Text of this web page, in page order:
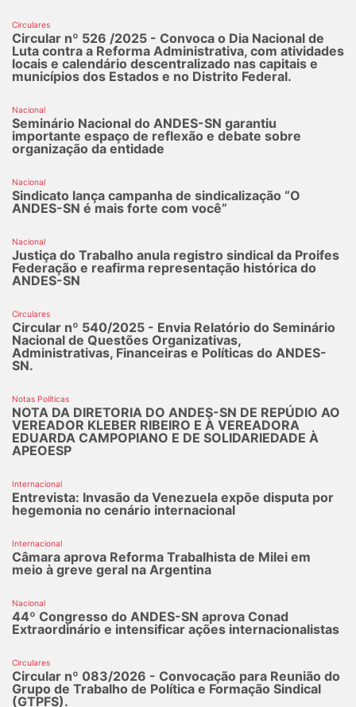
Circulares
Circular nº 526 /2025 - Convoca o Dia Nacional de
Luta contra a Reforma Administrativa, com atividades
locais e calendário descentralizado nas capitais e
municípios dos Estados e no Distrito Federal.
Nacional
Seminário Nacional do ANDES-SN garantiu
importante espaço de reflexão e debate sobre
organização da entidade
Nacional
Sindicato lança campanha de sindicalização “O
ANDES-SN é mais forte com você”
Nacional
Justiça do Trabalho anula registro sindical da Proifes
Federação e reafirma representação histórica do
ANDES-SN
Circulares
Circular nº 540/2025 - Envia Relatório do Seminário
Nacional de Questões Organizativas,
Administrativas, Financeiras e Políticas do ANDES-
SN.
Notas Políticas
NOTA DA DIRETORIA DO ANDES-SN DE REPÚDIO AO
VEREADOR KLEBER RIBEIRO E À VEREADORA
EDUARDA CAMPOPIANO E DE SOLIDARIEDADE À
APEOESP
Internacional
Entrevista: Invasão da Venezuela expõe disputa por
hegemonia no cenário internacional
Internacional
Câmara aprova Reforma Trabalhista de Milei em
meio à greve geral na Argentina
Nacional
44º Congresso do ANDES-SN aprova Conad
Extraordinário e intensificar ações internacionalistas
Circulares
Circular nº 083/2026 - Convocação para Reunião do
Grupo de Trabalho de Política e Formação Sindical
(GTPFS).